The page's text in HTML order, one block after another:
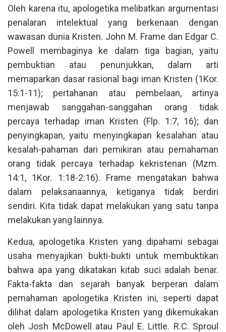
Oleh karena itu, apologetika melibatkan argumentasi
penalaran intelektual yang berkenaan dengan
wawasan dunia Kristen. John M. Frame dan Edgar C.
Powell membaginya ke dalam tiga bagian, yaitu
pembuktian atau penunjukkan, dalam arti
memaparkan dasar rasional bagi iman Kristen (1Kor.
15:1-11); pertahanan atau pembelaan, artinya
menjawab sanggahan-sanggahan orang tidak
percaya terhadap iman Kristen (Flp. 1:7, 16); dan
penyingkapan, yaitu menyingkapan kesalahan atau
kesalah-pahaman dari pemikiran atau pemahaman
orang tidak percaya terhadap kekristenan (Mzm.
14:1, 1Kor. 1:18-2:16). Frame mengatakan bahwa
dalam pelaksanaannya, ketiganya tidak berdiri
sendiri. Kita tidak dapat melakukan yang satu tanpa
melakukan yang lainnya.
Kedua, apologetika Kristen yang dipahami sebagai
usaha menyajikan bukti-bukti untuk membuktikan
bahwa apa yang dikatakan kitab suci adalah benar.
Fakta-fakta dan sejarah banyak berperan dalam
pemahaman apologetika Kristen ini, seperti dapat
dilihat dalam apologetika Kristen yang dikemukakan
oleh Josh McDowell atau Paul E. Little. R.C. Sproul